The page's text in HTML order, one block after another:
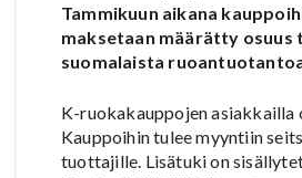
Tammikuun aikana
maksetaan määrätty
suomalaista
K-ruokakauppojen asiakkailla
Kauppoihin tulee myyntiin
tuottajille. Lisätuki on